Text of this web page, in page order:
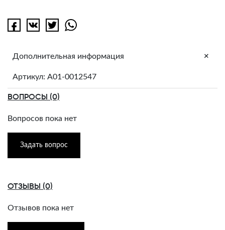
Дополнительная информация +
Артикул: A01-0012547
ВОПРОСЫ (0)
Вопросов пока нет
Задать вопрос
ОТЗЫВЫ (0)
Отзывов пока нет